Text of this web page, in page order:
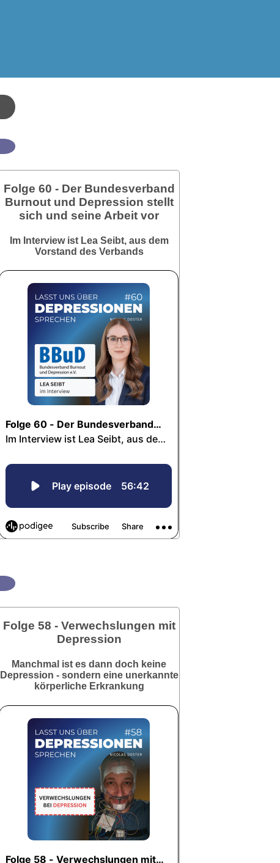
Folge 60 - Der Bundesverband
Burnout und Depression stellt
sich und seine Arbeit vor
Im Interview ist Lea Seibt, aus dem
Vorstand des Verbands
Folge 58 - Verwechslungen mit
Depression
Manchmal ist es dann doch keine
Depression - sondern eine unerkannte
körperliche Erkrankung